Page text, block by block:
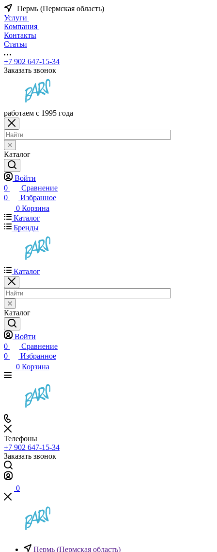
Пермь (Пермская область)
Услуги
Компания
Контакты
Статьи
+7 902 647-15-34
Заказать звонок
работаем с 1995 года
Каталог
Войти
0
Сравнение
0
Избранное
0 Корзина
Каталог
Бренды
Каталог
Каталог
Войти
0
Сравнение
0
Избранное
0 Корзина
Телефоны
+7 902 647-15-34
Заказать звонок
0
Пермь (Пермская область)